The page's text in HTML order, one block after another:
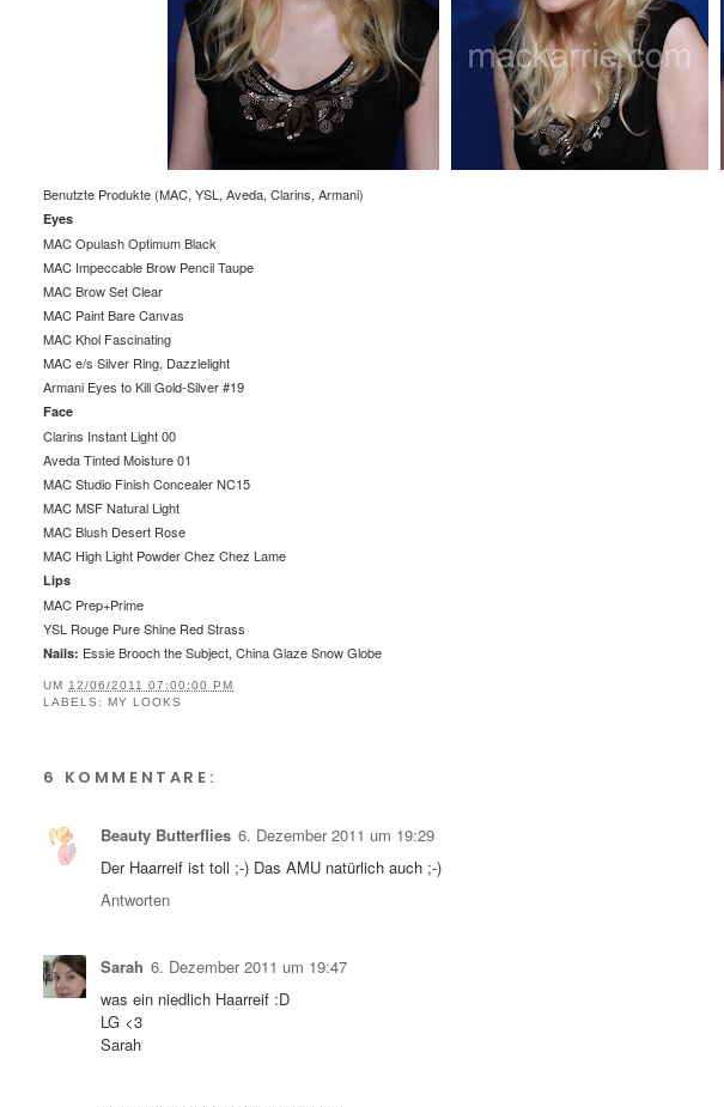
Benutzte Produkte (MAC, YSL, Aveda, Clarins, Armani)
Eyes
MAC Opulash Optimum Black
MAC Impeccable Brow Pencil Taupe
MAC Brow Set Clear
MAC Paint Bare Canvas
MAC Khol Fascinating
MAC e/s Silver Ring, Dazzlelight
Armani Eyes to Kill Gold-Silver #19
Face
Clarins Instant Light 00
Aveda Tinted Moisture 01
MAC Studio Finish Concealer NC15
MAC MSF Natural Light
MAC Blush Desert Rose
MAC High Light Powder Chez Chez Lame
Lips
MAC Prep+Prime
YSL Rouge Pure Shine Red Strass
Nails: Essie Brooch the Subject, China Glaze Snow Globe
UM 12/06/2011 07:00:00 PM
LABELS:MY LOOKS
6 KOMMENTARE:
Beauty Butterflies 6. Dezember 2011 um 19:29
Der Haarreif ist toll ;-) Das AMU natürlich auch ;-)
Antworten
Sarah 6. Dezember 2011 um 19:47
was ein niedlich Haarreif :D
LG <3
Sarah